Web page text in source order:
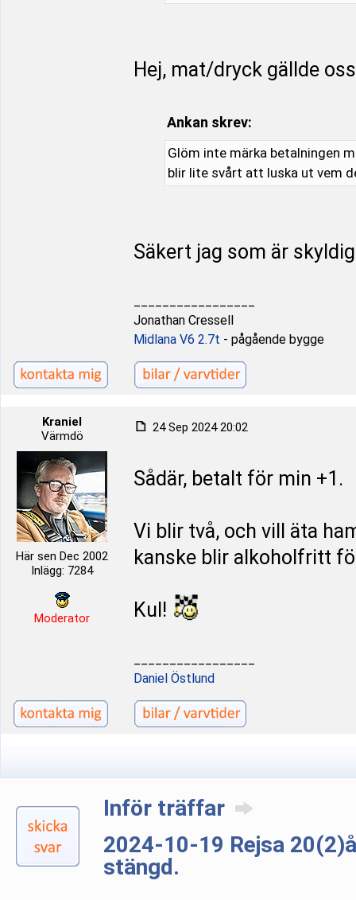
Hej, mat/dryck gällde
Ankan skrev:
Glöm inte märka betalningen
blir lite svårt att luska ut vem
Säkert jag som är
Jonathan Cressell
Midlana V6 2.7t - pågående bygge
Kraniel
Värmdö
Här sen Dec 2002
Inlägg: 7284
Moderator
24 Sep 2024 20:02
Sådär, betalt för min +1.
Vi blir två, och vill äta
kanske blir alkoholfritt
Kul!
Daniel Östlund
Inför träffar
2024-10-19 Rejsa
stängd.